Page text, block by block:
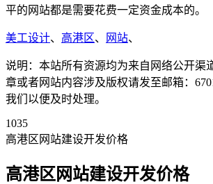
平的网站都是需要花费一定资金成本的。
美工设计、 高港区、 网站、
说明：本站所有资源均为来自网络公开渠
章或者网站内容涉及版权请发至邮箱：
我们以便及时处理。
1035
高港区网站建设开发价格
高港区网站建设开发价格